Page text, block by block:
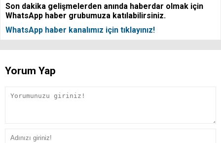
Son dakika gelişmelerden anında haberdar olmak için
WhatsApp haber grubumuza katılabilirsiniz.
WhatsApp haber kanalımız için tıklayınız!
Yorum Yap